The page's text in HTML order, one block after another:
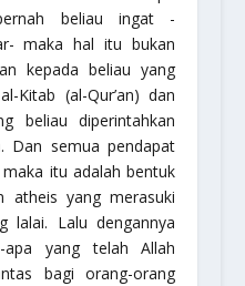
beliau ingat -
maka hal itu bukan
kepada beliau yang
Kitab (al-Qur’an) dan
beliau diperintahkan
Dan semua pendapat
itu adalah bentuk
atheis yang merasuki
lalai. Lalu dengannya
apa yang telah Allah
bagi orang-orang